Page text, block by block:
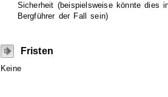
Sicherheit (beispielsweise könnte dies
Bergführer der Fall sein)
Fristen
Keine